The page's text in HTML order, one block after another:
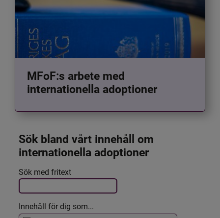
MFoF:s arbete med
internationella adoptioner
Sök bland vårt innehåll om
internationella adoptioner
Filtrera resultatet
Det här formuläret postas automatiskt
Sök med fritext
Innehåll för dig som...